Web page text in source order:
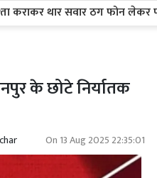
थार सवार ठग फोन लेकर फरार
के छोटे निर्यातक
On 13 Aug 2025 22:35:01